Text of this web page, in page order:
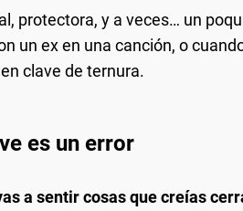
protectora, y a veces… un
un ex en una canción, o
clave de ternura.
es un error
a sentir cosas que creías